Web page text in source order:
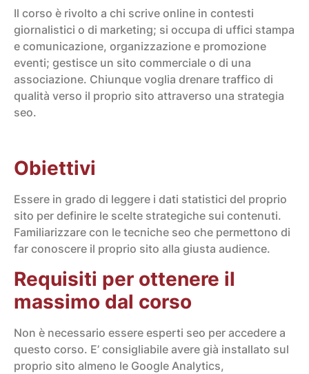
Il corso è rivolto a chi scrive online in contesti
giornalistici o di marketing; si occupa di uffici stampa
e comunicazione, organizzazione e promozione
eventi; gestisce un sito commerciale o di una
associazione. Chiunque voglia drenare traffico di
qualità verso il proprio sito attraverso una strategia
seo.
Obiettivi
Essere in grado di leggere i dati statistici del proprio
sito per definire le scelte strategiche sui contenuti.
Familiarizzare con le tecniche seo che permettono di
far conoscere il proprio sito alla giusta audience.
Requisiti per ottenere il
massimo dal corso
Non è necessario essere esperti seo per accedere a
questo corso. E’ consigliabile avere già installato sul
proprio sito almeno le Google Analytics,